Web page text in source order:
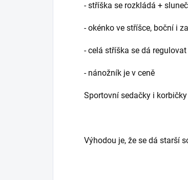
- stříška se rozkládá +
- okénko ve stříšce, boční i
- celá stříška se dá
- nánožník je v ceně
Sportovní sedačky i
Výhodou je, že se dá starší